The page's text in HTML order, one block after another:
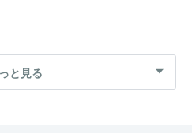
ジネス課題を解決することです。
なくお客様へ積極的に提案し、
と見る